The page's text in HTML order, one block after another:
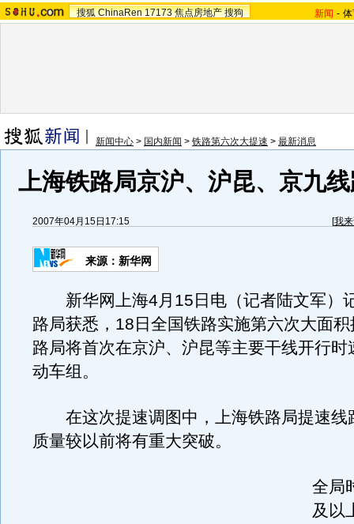
搜狐 ChinaRen 17173 焦点房地产 搜狗 新闻 -
新闻中心 > 国内新闻 > 铁路第六次大提速 > 最新消息
上海铁路局京沪、沪昆、京九
2007年04月15日17:15 [我
来源：新华网
新华网上海4月15日电（记者陆文军）
路局获悉，18日全国铁路实施第六次大面
路局将首次在京沪、沪昆等主要干线开行时
动车组。
在这次提速调图中，上海铁路局提速线
质量较以前将有重大突破。
全局
及以